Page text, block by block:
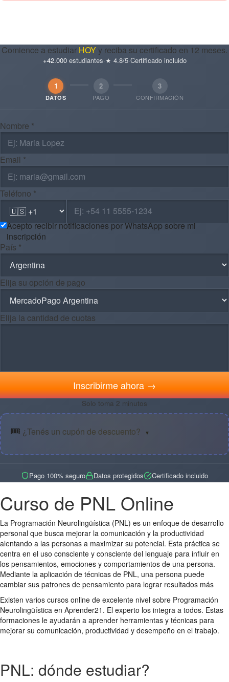
Comience a estudiar HOYy reciba su certificado en 12 meses.
+42.000estudiantes·★ 4.8/5·Certificado incluido
1
DATOS
2
PAGO
3
CONFIRMACIÓN
Nombre *
Email *
Teléfono *
Acepto recibir notificaciones por WhatsApp sobre mi
inscripción
País *
Elija su opción de pago
Elija la cantidad de cuotas
Inscribirme ahora →
Solo toma 2 minutos
🎟️ ¿Tenés un cupón de descuento? ▼
Pago 100% seguro Datos protegidos Certificado incluido
Curso de PNL Online
La Programación Neurolingüística (PNL) es un enfoque de desarrollo
personal que busca mejorar la comunicación y la productividad
alentando a las personas a maximizar su potencial. Esta práctica se
centra en el uso consciente y consciente del lenguaje para influir en
los pensamientos, emociones y comportamientos de una persona.
Mediante la aplicación de técnicas de PNL, una persona puede
cambiar sus patrones de pensamiento para lograr resultados más
Existen varios cursos online de excelente nivel sobre Programación
Neurolingüística en Aprender21. El experto los integra a todos. Estas
formaciones le ayudarán a aprender herramientas y técnicas para
mejorar su comunicación, productividad y desempeño en el trabajo.
PNL: dónde estudiar?